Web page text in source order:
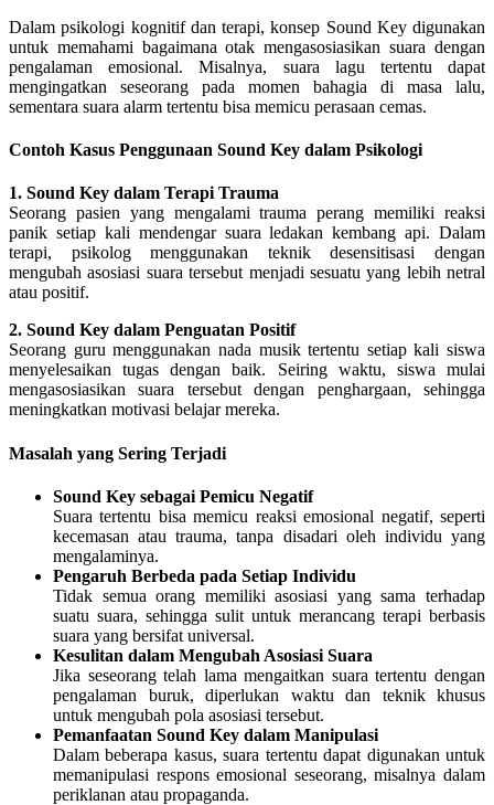
Dalam psikologi kognitif dan terapi, konsep Sound Key digunakan
untuk memahami bagaimana otak mengasosiasikan suara dengan
pengalaman emosional. Misalnya, suara lagu tertentu dapat
mengingatkan seseorang pada momen bahagia di masa lalu,
sementara suara alarm tertentu bisa memicu perasaan cemas.
Contoh Kasus Penggunaan Sound Key dalam Psikologi
1. Sound Key dalam Terapi Trauma
Seorang pasien yang mengalami trauma perang memiliki reaksi
panik setiap kali mendengar suara ledakan kembang api. Dalam
terapi, psikolog menggunakan teknik desensitisasi dengan
mengubah asosiasi suara tersebut menjadi sesuatu yang lebih netral
atau positif.
2. Sound Key dalam Penguatan Positif
Seorang guru menggunakan nada musik tertentu setiap kali siswa
menyelesaikan tugas dengan baik. Seiring waktu, siswa mulai
mengasosiasikan suara tersebut dengan penghargaan, sehingga
meningkatkan motivasi belajar mereka.
Masalah yang Sering Terjadi
Sound Key sebagai Pemicu Negatif
Suara tertentu bisa memicu reaksi emosional negatif, seperti
kecemasan atau trauma, tanpa disadari oleh individu yang
mengalaminya.
Pengaruh Berbeda pada Setiap Individu
Tidak semua orang memiliki asosiasi yang sama terhadap
suatu suara, sehingga sulit untuk merancang terapi berbasis
suara yang bersifat universal.
Kesulitan dalam Mengubah Asosiasi Suara
Jika seseorang telah lama mengaitkan suara tertentu dengan
pengalaman buruk, diperlukan waktu dan teknik khusus
untuk mengubah pola asosiasi tersebut.
Pemanfaatan Sound Key dalam Manipulasi
Dalam beberapa kasus, suara tertentu dapat digunakan untuk
memanipulasi respons emosional seseorang, misalnya dalam
periklanan atau propaganda.